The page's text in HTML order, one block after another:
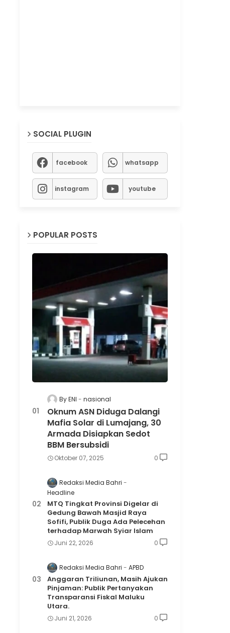
SOCIAL PLUGIN
facebook whatsapp
instagram youtube
POPULAR POSTS
By ENI nasional
Oknum ASN Diduga Dalangi
Mafia Solar di Lumajang, 30
Armada Disiapkan Sedot
BBM Bersubsidi
Oktober 07, 2025 0
Redaksi Media Bahri
Headline
MTQ Tingkat Provinsi Digelar di
Gedung Bawah Masjid Raya
Sofifi, Publik Duga Ada Pelecehan
terhadap Marwah Syiar Islam
Juni 22, 2026 0
Redaksi Media Bahri APBD
Anggaran Triliunan, Masih Ajukan
Pinjaman: Publik Pertanyakan
Transparansi Fiskal Maluku
Utara.
Juni 21, 2026 0